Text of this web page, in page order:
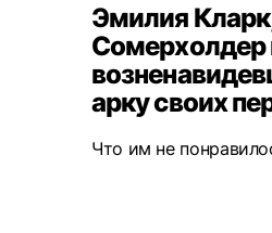
Эмилия
Сомерхолдер
арку своих
Что им не